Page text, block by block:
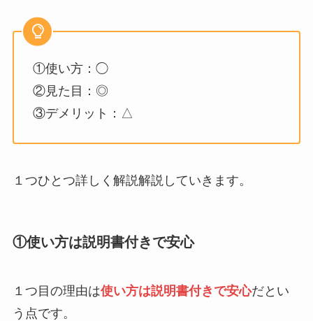
①使い方：◯
②見た目：◎
③デメリット：△
１つひとつ詳しく解説解説していきます。
①使い方は説明書付きで安心
１つ目の理由は使い方は説明書付きで安心だとい
う点です。